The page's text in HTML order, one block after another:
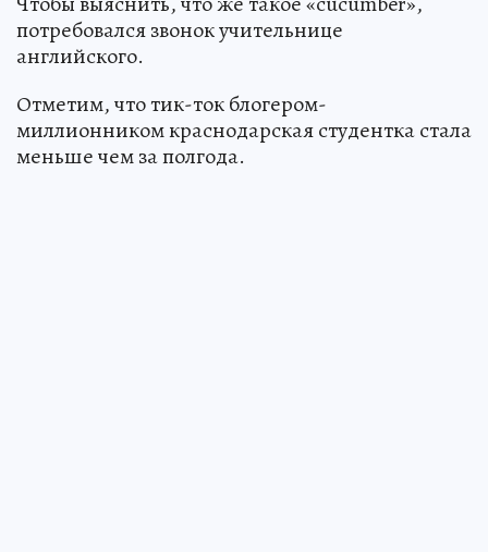
потребовался звонок учительнице
английского.
Отметим, что тик-ток блогером-
миллионником краснодарская студентка стала
меньше чем за полгода.